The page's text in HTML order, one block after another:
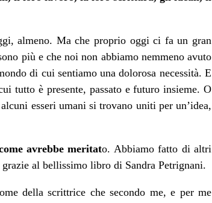
almeno. Ma che proprio oggi ci fa un gran
più e che noi non abbiamo nemmeno avuto
di cui sentiamo una dolorosa necessità. E
tutto è presente, passato e futuro insieme. O
esseri umani si trovano uniti per un’idea,
avrebbe meritato. Abbiamo fatto di altri
al bellissimo libro di Sandra Petrignani.
della scrittrice che secondo me, e per me